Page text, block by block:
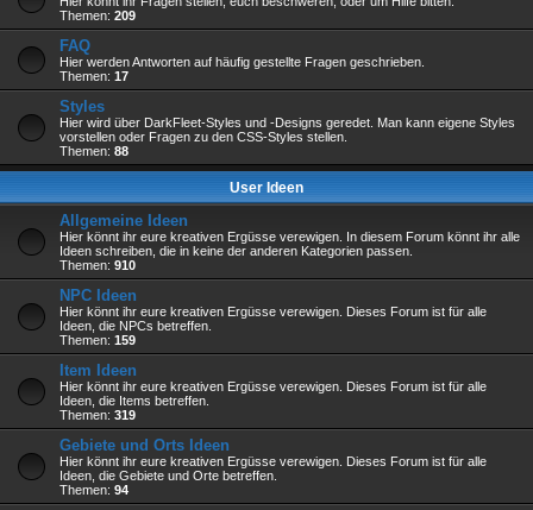
Themen: 209
FAQ
Hier werden Antworten auf häufig gestellte Fragen geschrieben.
Themen: 17
Styles
Hier wird über DarkFleet-Styles und -Designs geredet. Man kann eigene Styles
vorstellen oder Fragen zu den CSS-Styles stellen.
Themen: 88
User Ideen
Allgemeine Ideen
Hier könnt ihr eure kreativen Ergüsse verewigen. In diesem Forum könnt ihr alle
Ideen schreiben, die in keine der anderen Kategorien passen.
Themen: 910
NPC Ideen
Hier könnt ihr eure kreativen Ergüsse verewigen. Dieses Forum ist für alle
Ideen, die NPCs betreffen.
Themen: 159
Item Ideen
Hier könnt ihr eure kreativen Ergüsse verewigen. Dieses Forum ist für alle
Ideen, die Items betreffen.
Themen: 319
Gebiete und Orts Ideen
Hier könnt ihr eure kreativen Ergüsse verewigen. Dieses Forum ist für alle
Ideen, die Gebiete und Orte betreffen.
Themen: 94